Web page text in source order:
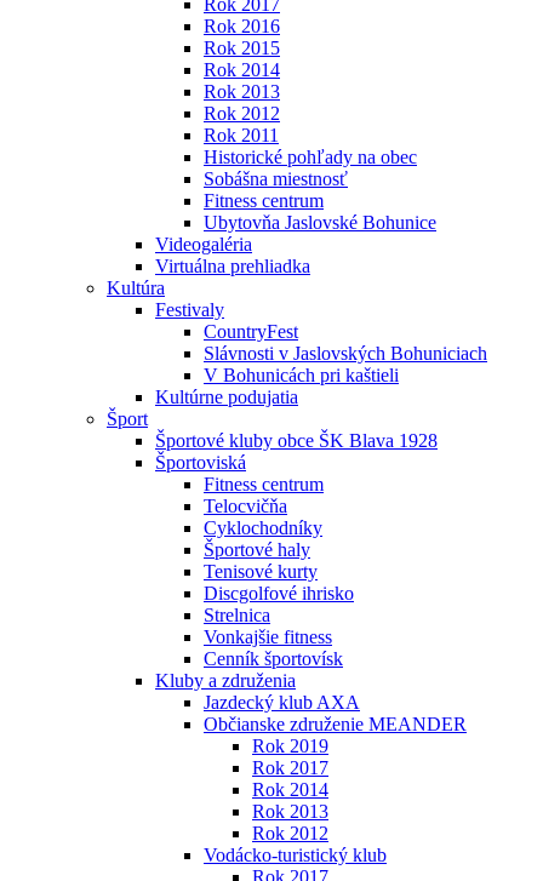
Rok 2017
Rok 2016
Rok 2015
Rok 2014
Rok 2013
Rok 2012
Rok 2011
Historické pohľady na obec
Sobášna miestnosť
Fitness centrum
Ubytovňa Jaslovské Bohunice
Videogaléria
Virtuálna prehliadka
Kultúra
Festivaly
CountryFest
Slávnosti v Jaslovských Bohuniciach
V Bohunicách pri kaštieli
Kultúrne podujatia
Šport
Športové kluby obce ŠK Blava 1928
Športoviská
Fitness centrum
Telocvičňa
Cyklochodníky
Športové haly
Tenisové kurty
Discgolfové ihrisko
Strelnica
Vonkajšie fitness
Cenník športovísk
Kluby a združenia
Jazdecký klub AXA
Občianske združenie MEANDER
Rok 2019
Rok 2017
Rok 2014
Rok 2013
Rok 2012
Vodácko-turistický klub
Rok 2017